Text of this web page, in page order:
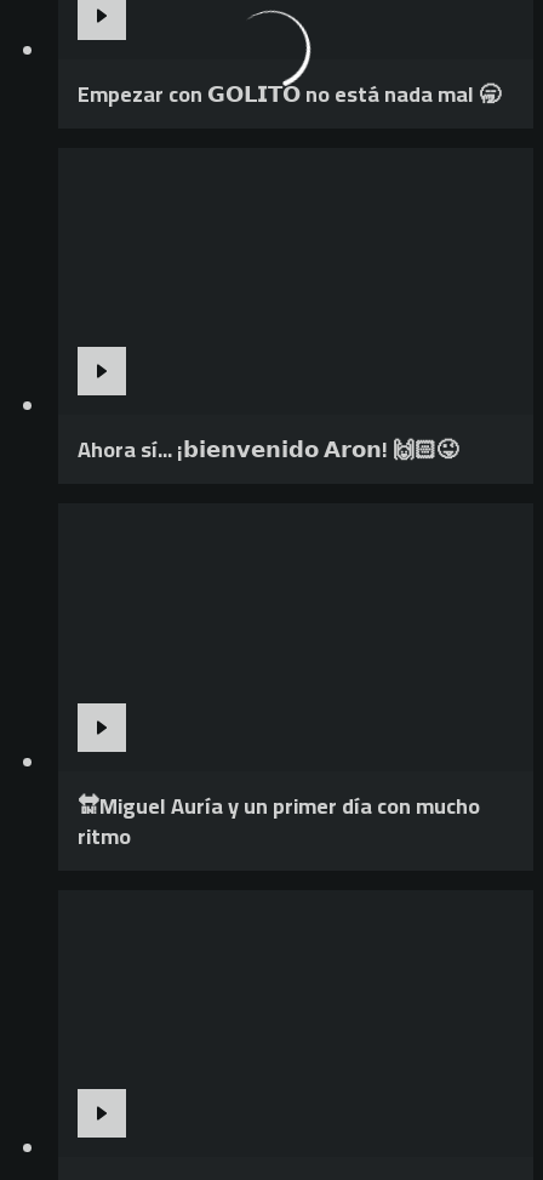
Empezar con 𝗚𝗢𝗟𝗜𝗧𝗢 no está nada mal 🥱
Ahora sí... ¡𝗯𝗶𝗲𝗻𝘃𝗲𝗻𝗶𝗱𝗼 𝗔𝗿𝗼𝗻! 🙌🏻😜
🔛Miguel Auría y un primer día con mucho
ritmo